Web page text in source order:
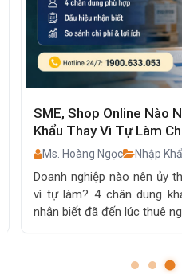
SME, Shop Online Nào
Khẩu Thay Vì Tự Làm
Ms. Hoàng Ngọc Nhập Khẩu
Doanh nghiệp nào nên ủy
vì tự làm? 4 chân dung
nhận biết đã đến lúc thuê